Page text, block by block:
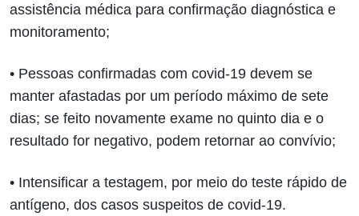
assistência médica para confirmação diagnóstica e
monitoramento;
• Pessoas confirmadas com covid-19 devem se
manter afastadas por um período máximo de sete
dias; se feito novamente exame no quinto dia e o
resultado for negativo, podem retornar ao convívio;
• Intensificar a testagem, por meio do teste rápido de
antígeno, dos casos suspeitos de covid-19.